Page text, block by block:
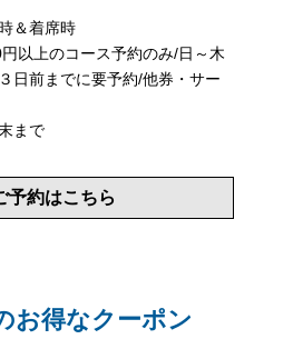
＆着席時
円以上のコース予約のみ/日～木
日前までに要予約/他券・サー
まで
予約はこちら
お得なクーポン